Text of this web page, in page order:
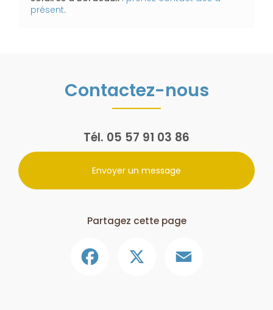
présent.
Contactez-nous
Tél. 05 57 91 03 86
Envoyer un message
Partagez cette page